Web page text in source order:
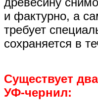
и фактурно, а
требует
сохраняется в
Существует
УФ-чернил: